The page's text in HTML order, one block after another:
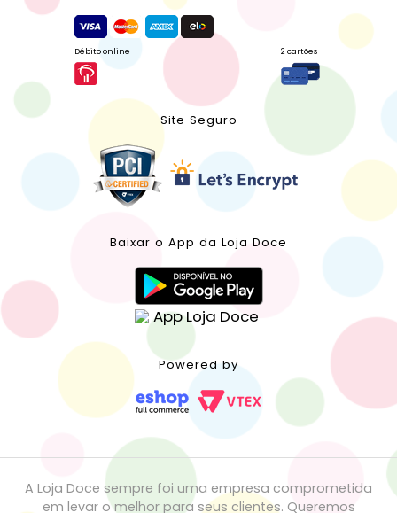
Débito online 2 cartões
Site Seguro
Baixar o App da Loja Doce
Powered by
A Loja Doce sempre foi uma empresa comprometida
em levar o melhor para seus clientes. Queremos